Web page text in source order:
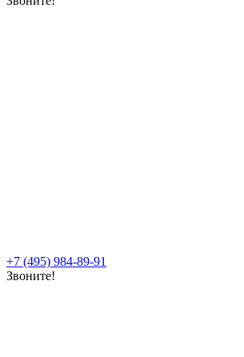
+7 (495) 984-89-91
Звоните!